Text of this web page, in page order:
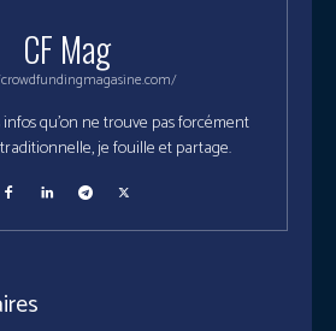
CF Mag
infos qu'on ne trouve pas forcément
je fouille et partage.